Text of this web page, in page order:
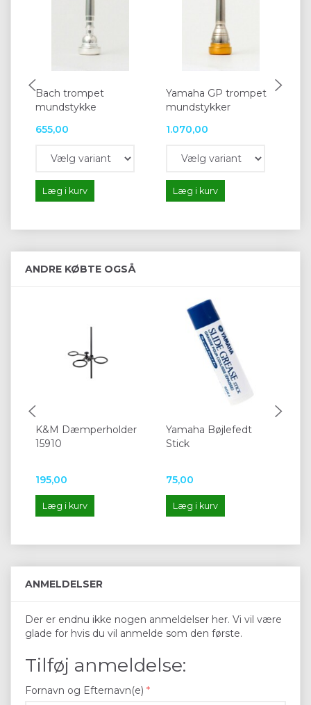
Bach trompet
mundstykke
655,00
Læg i kurv
Yamaha GP trompet
mundstykker
1.070,00
Læg i kurv
ANDRE KØBTE OGSÅ
K&M Dæmperholder
15910
195,00
Læg i kurv
Yamaha Bøjlefedt
Stick
75,00
Læg i kurv
ANMELDELSER
Der er endnu ikke nogen anmeldelser her. Vi vil være
glade for hvis du vil anmelde som den første.
Tilføj anmeldelse:
Fornavn og Efternavn(e)